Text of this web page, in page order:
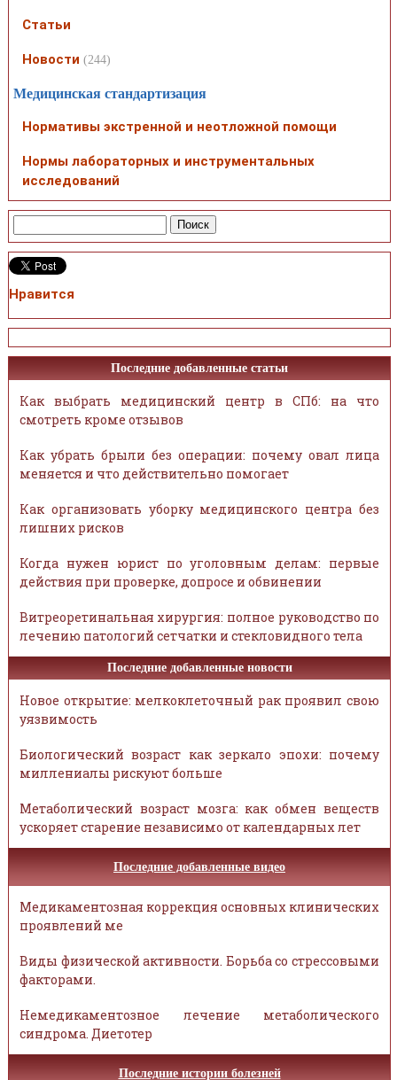
Статьи
Новости (244)
Медицинская стандартизация
Нормативы экстренной и неотложной помощи
Нормы лабораторных и инструментальных
исследований
Нравится
Последние добавленные статьи
Как выбрать медицинский центр в СПб: на что
смотреть кроме отзывов
Как убрать брыли без операции: почему овал лица
меняется и что действительно помогает
Как организовать уборку медицинского центра без
лишних рисков
Когда нужен юрист по уголовным делам: первые
действия при проверке, допросе и обвинении
Витреоретинальная хирургия: полное руководство по
лечению патологий сетчатки и стекловидного тела
Последние добавленные новости
Новое открытие: мелкоклеточный рак проявил свою
уязвимость
Биологический возраст как зеркало эпохи: почему
миллениалы рискуют больше
Метаболический возраст мозга: как обмен веществ
ускоряет старение независимо от календарных лет
Последние добавленные видео
Медикаментозная коррекция основных клинических
проявлений ме
Виды физической активности. Борьба со стрессовыми
факторами.
Немедикаментозное лечение метаболического
синдрома. Диетотер
Последние истории болезней